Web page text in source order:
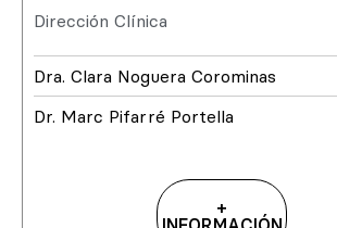
Dirección Clínica
Dra. Clara Noguera Corominas
Dr. Marc Pifarré Portella
+